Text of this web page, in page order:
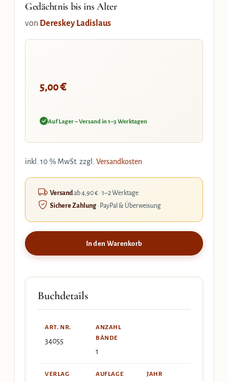
Gedächtnis bis ins Alter
von Dereskey Ladislaus
5,00€
Auf Lager – Versand in 1–3 Werktagen
inkl. 10 % MwSt. zzgl. Versandkosten
Versandab 4,90 € · 1–2 Werktage
Sichere Zahlung· PayPal & Überweisung
In den Warenkorb
Buchdetails
ART. NR.
34055
ANZAHL
BÄNDE
1
VERLAG AUFLAGE JAHR